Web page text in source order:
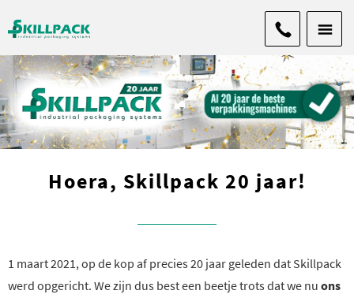
Hoera, Skillpack 20 jaar!
1 maart 2021, op de kop af precies 20 jaar geleden dat Skillpack
werd opgericht. We zijn dus best een beetje trots dat we nu ons